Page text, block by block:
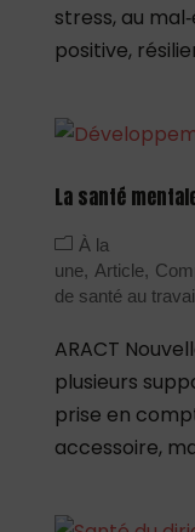
stress, au
positive,
La santé
À la
une
Article
de santé au
ARACT
plusieurs
prise en
accessoire,